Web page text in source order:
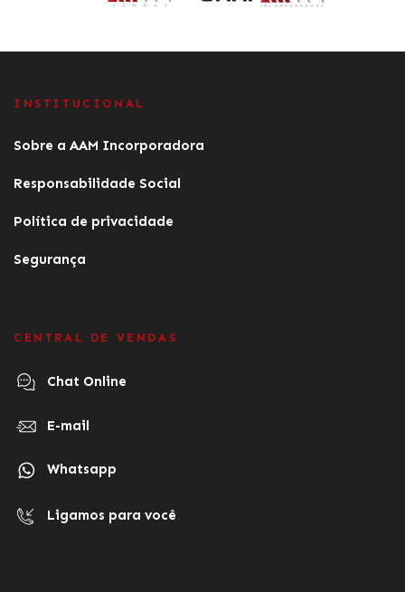
INSTITUCIONAL
Sobre a AAM Incorporadora
Responsabilidade Social
Política de privacidade
Segurança
CENTRAL DE VENDAS
Chat Online
E-mail
Whatsapp
Ligamos para você